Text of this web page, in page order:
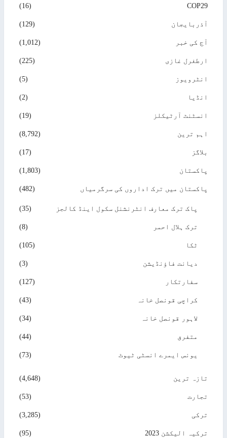
COP29
(16)
آذربایجان (129)
آج کی خبر (1,012)
ارطغرل غازی (225)
انٹرویوز (5)
انڈیا (2)
انسٹنٹ آرٹیکلز (19)
اہم ترین (8,792)
بلاگز (17)
پاکستان (1,803)
پاکستان میں ترک اداروں کی سرگرمیاں (482)
پاک ترک معارف انٹرنشنل سکول اینڈ کالجز (35)
ترک ہلال احمر (8)
ٹکا (105)
دیانت فاؤنڈیشن (3)
سفارتکار (127)
کراچی قونصل خانہ (43)
لاہور قونصل خانہ (34)
متفرق (44)
یونس ایمرے انسٹی ٹیوٹ (73)
تازہ ترین (4,648)
تجارت (53)
ترکی (3,285)
ترکیہ الیکشن 2023 (95)